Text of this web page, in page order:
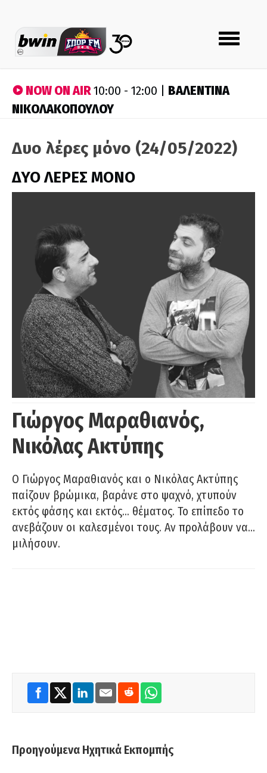
Toggle
navigation
NOW ON AIR10:00 - 12:00 | ΒΑΛΕΝΤΙΝΑ
ΝΙΚΟΛΑΚΟΠΟΥΛΟΥ
Δυο λέρες μόνο (24/05/2022)
ΔΥΟ ΛΕΡΕΣ ΜΟΝΟ
Γιώργος Μαραθιανός,
Νικόλας Ακτύπης
Ο Γιώργος Μαραθιανός και ο Νικόλας Ακτύπης
παίζουν βρώμικα, βαράνε στο ψαχνό, χτυπούν
εκτός φάσης και εκτός… θέματος. Το επίπεδο το
ανεβάζουν οι καλεσμένοι τους. Αν προλάβουν να…
μιλήσουν.
Προηγούμενα Ηχητικά Εκπομπής